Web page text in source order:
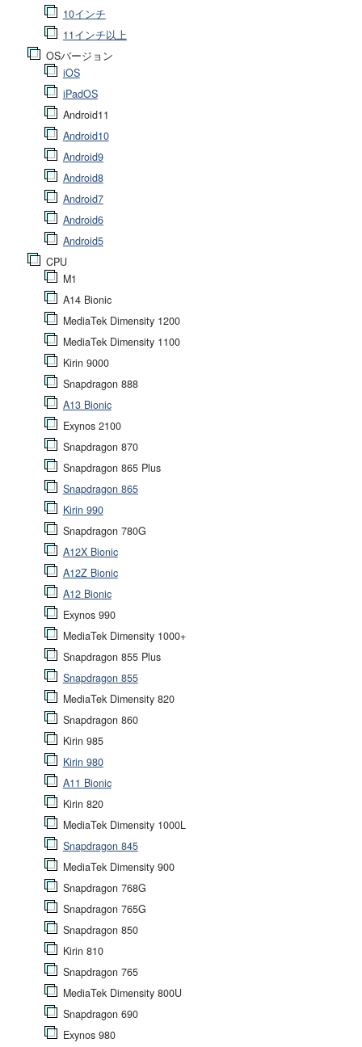
10インチ
11インチ以上
OSバージョン
iOS
iPadOS
Android11
Android10
Android9
Android8
Android7
Android6
Android5
CPU
M1
A14 Bionic
MediaTek Dimensity 1200
MediaTek Dimensity 1100
Kirin 9000
Snapdragon 888
A13 Bionic
Exynos 2100
Snapdragon 870
Snapdragon 865 Plus
Snapdragon 865
Kirin 990
Snapdragon 780G
A12X Bionic
A12Z Bionic
A12 Bionic
Exynos 990
MediaTek Dimensity 1000+
Snapdragon 855 Plus
Snapdragon 855
MediaTek Dimensity 820
Snapdragon 860
Kirin 985
Kirin 980
A11 Bionic
Kirin 820
MediaTek Dimensity 1000L
Snapdragon 845
MediaTek Dimensity 900
Snapdragon 768G
Snapdragon 765G
Snapdragon 850
Kirin 810
Snapdragon 765
MediaTek Dimensity 800U
Snapdragon 690
Exynos 980